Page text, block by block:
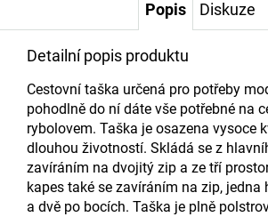
Popis Diskuze
Detailní popis produktu
Cestovní taška určená pro potřeby
pohodlně do ní dáte vše potřebné na
rybolovem. Taška je osazena vysoce
dlouhou životností. Skládá se z
zavíráním na dvojitý zip a ze tří
kapes také se zavíráním na zip, jedna
a dvě po bocích. Taška je plně